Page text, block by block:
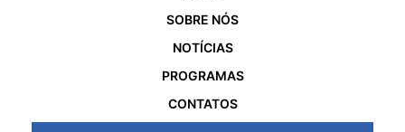
SOBRE NÓS
NOTÍCIAS
PROGRAMAS
CONTATOS